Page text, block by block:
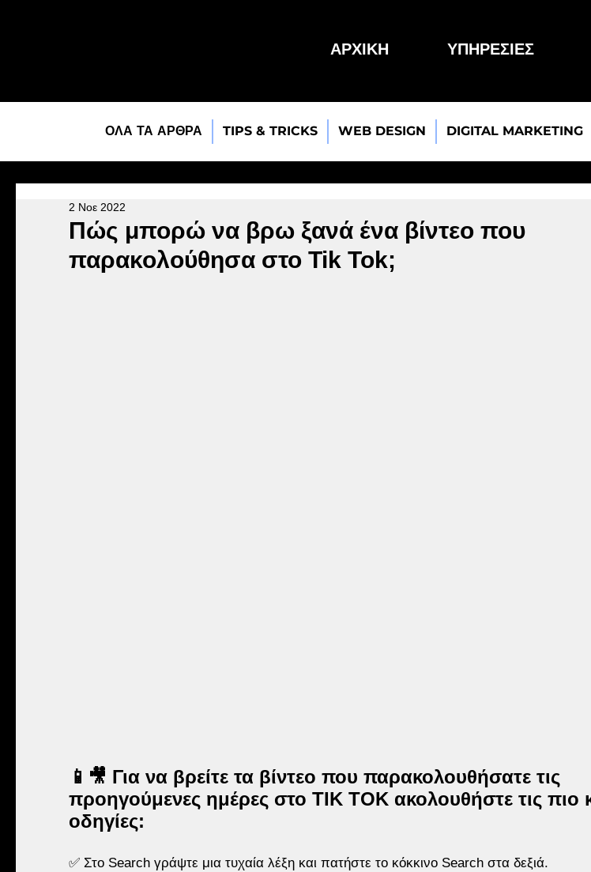
ΑΡΧΙΚΗ ΥΠΗΡΕΣΙΕΣ
ΟΛΑ ΤΑ ΑΡΘΡΑ TIPS & TRICKS WEB DESIGN DIGITAL MARKETING
Πώς μπορώ να βρω ξανά ένα βίντεο που
παρακολούθησα στο Tik Tok;
2 Νοε 2022
📱🎥 Για να βρείτε τα βίντεο που παρακολουθήσατε τις
προηγούμενες ημέρες στο TIK TOK ακολουθήστε τις πιο
οδηγίες:
✅ Στο Search γράψτε μια τυχαία λέξη και πατήστε το κόκκινο Search στα δεξιά.